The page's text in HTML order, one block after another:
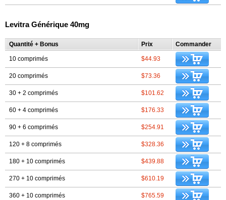
Levitra Générique 40mg
Quantité + Bonus Prix Commander
10 comprimés $44.93
20 comprimés $73.36
30 + 2 comprimés $101.62
60 + 4 comprimés $176.33
90 + 6 comprimés $254.91
120 + 8 comprimés $328.36
180 + 10 comprimés $439.88
270 + 10 comprimés $610.19
360 + 10 comprimés $765.59